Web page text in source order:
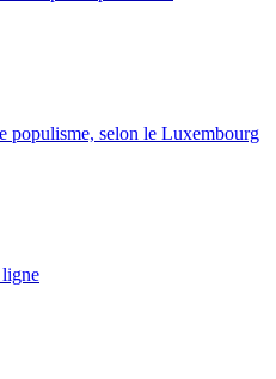
populisme, selon le Luxembourg